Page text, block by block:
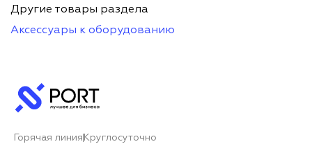
Другие товары раздела
Аксессуары к оборудованию
Горячая линия Круглосуточно